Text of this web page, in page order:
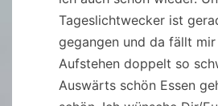
Tageslichtwecker ist
gegangen und da fällt
Aufstehen doppelt so
Auswärts schön Essen